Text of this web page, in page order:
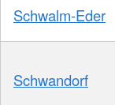
Schwalm-Eder
Schwandorf